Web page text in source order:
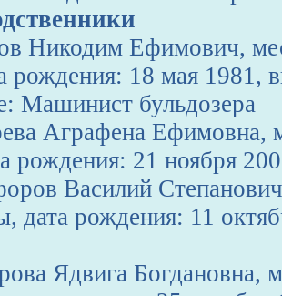
Никодим Ефимович,
рождения: 18 мая 1981,
Машинист бульдозера
Аграфена Ефимовна,
рождения: 21 ноября
Василий
дата рождения: 11
Ядвига Богдановна,